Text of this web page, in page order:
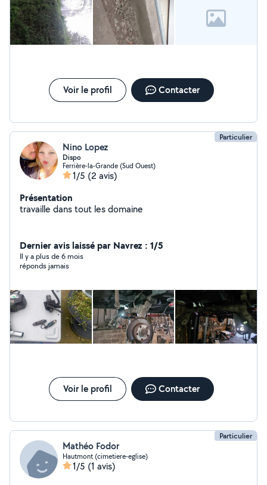
Voir le profil Contacter
Particulier
Nino Lopez
Dispo
Ferrière-la-Grande (Sud Ouest)
1/5 (2 avis)
Présentation
travaille dans tout les domaine
Dernier avis laissé par Navrez : 1/5
Il y a plus de 6 mois
réponds jamais
Voir le profil Contacter
Particulier
Mathéo Fodor
Hautmont (cimetiere-eglise)
1/5 (1 avis)